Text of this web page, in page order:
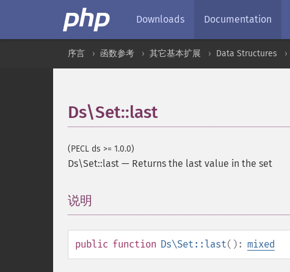
Downloads Documentation
序言 函数参考 其它基本扩展 Data Structures
Ds\Set::last
(PECL ds >= 1.0.0)
Ds\Set::last — Returns the last value in the set
说明
public function Ds\Set::last(): mixed